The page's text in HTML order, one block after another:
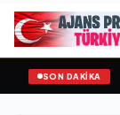
SON DAKİKA
“ yayımlandı•